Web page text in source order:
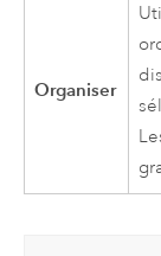
Organiser